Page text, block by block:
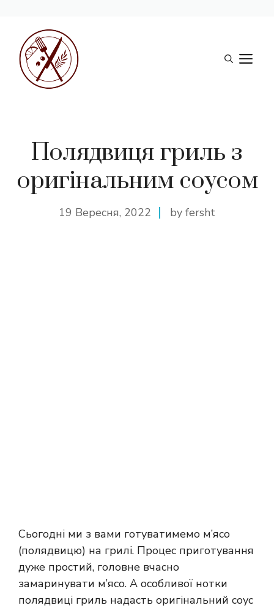
вмісту
Полядвиця гриль з
оригінальним соусом
19 Вересня, 2022 by fersht
Сьогодні ми з вами готуватимемо м’ясо
(полядвицю) на грилі. Процес приготування
дуже простий, головне вчасно
замаринувати м’ясо. А особливої нотки
полядвиці гриль надасть оригінальний соус